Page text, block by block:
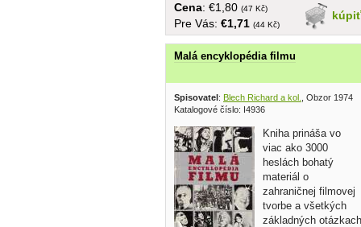
kúpiť
Cena: €1,80 (47 Kč)
Pre Vás: €1,71 (44 Kč)
Malá encyklopédia filmu
Spisovatel: Blech Richard a kol.
, Obzor 1974
Katalogové číslo: I4936
Kniha prináša vo
viac ako 3000
heslách bohatý
materiál o
zahraničnej filmovej
tvorbe a všetkých
základných otázkach